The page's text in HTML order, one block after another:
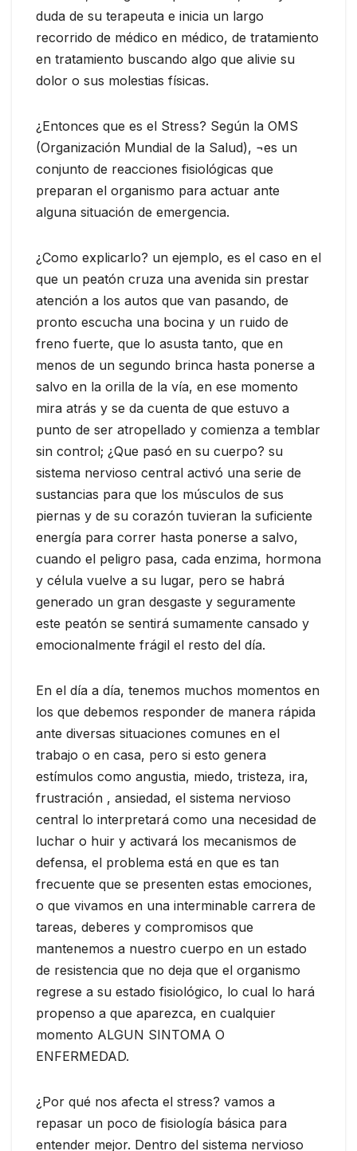
duda de su terapeuta e inicia un largo
recorrido de médico en médico, de tratamiento
en tratamiento buscando algo que alivie su
dolor o sus molestias físicas.
¿Entonces que es el Stress? Según la OMS
(Organización Mundial de la Salud), ¬es un
conjunto de reacciones fisiológicas que
preparan el organismo para actuar ante
alguna situación de emergencia.
¿Como explicarlo? un ejemplo, es el caso en el
que un peatón cruza una avenida sin prestar
atención a los autos que van pasando, de
pronto escucha una bocina y un ruido de
freno fuerte, que lo asusta tanto, que en
menos de un segundo brinca hasta ponerse a
salvo en la orilla de la vía, en ese momento
mira atrás y se da cuenta de que estuvo a
punto de ser atropellado y comienza a temblar
sin control; ¿Que pasó en su cuerpo? su
sistema nervioso central activó una serie de
sustancias para que los músculos de sus
piernas y de su corazón tuvieran la suficiente
energía para correr hasta ponerse a salvo,
cuando el peligro pasa, cada enzima, hormona
y célula vuelve a su lugar, pero se habrá
generado un gran desgaste y seguramente
este peatón se sentirá sumamente cansado y
emocionalmente frágil el resto del día.
En el día a día, tenemos muchos momentos en
los que debemos responder de manera rápida
ante diversas situaciones comunes en el
trabajo o en casa, pero si esto genera
estímulos como angustia, miedo, tristeza, ira,
frustración , ansiedad, el sistema nervioso
central lo interpretará como una necesidad de
luchar o huir y activará los mecanismos de
defensa, el problema está en que es tan
frecuente que se presenten estas emociones,
o que vivamos en una interminable carrera de
tareas, deberes y compromisos que
mantenemos a nuestro cuerpo en un estado
de resistencia que no deja que el organismo
regrese a su estado fisiológico, lo cual lo hará
propenso a que aparezca, en cualquier
momento ALGUN SINTOMA O
ENFERMEDAD.
¿Por qué nos afecta el stress? vamos a
repasar un poco de fisiología básica para
entender mejor. Dentro del sistema nervioso